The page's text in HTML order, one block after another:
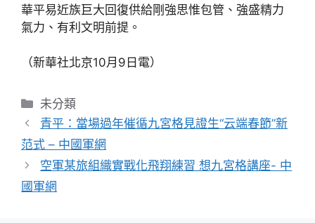
華平易近族巨大回復供給剛強思惟包管、強盛精力
氣力、有利文明前提。
（新華社北京10月9日電）
分
類
未分類
青平：當場過年催循九宮格見證生“云端春節”新
范式 – 中國軍網
空軍某旅組織實戰化飛翔練習 想九宮格講座- 中
國軍網